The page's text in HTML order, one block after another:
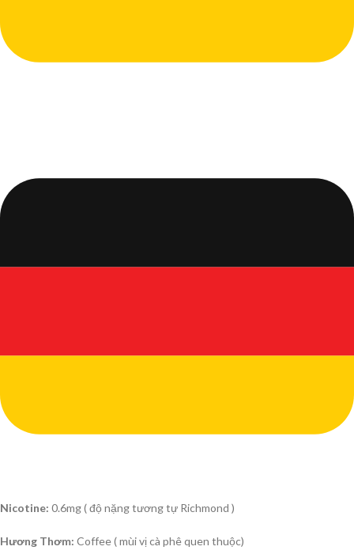
Nicotine: 0.6mg ( độ nặng tương tự Richmond )
Hương Thơm: Coffee ( mùi vị cà phê quen thuộc)